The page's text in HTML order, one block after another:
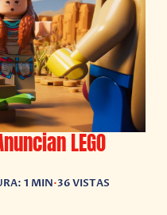
LEGO
1 MIN•36 VISTAS